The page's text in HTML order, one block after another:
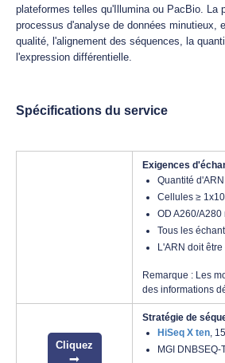
plateformes telles qu'Illumina ou PacBio. La
processus d'analyse de données minutieux,
qualité, l'alignement des séquences, la
l'expression différentielle.
Spécifications du service
Exigences
Quantité
Cellules ≥ 1x10
OD A260/A280
Tous les
L'ARN doit
Remarque : Les
des informations
Cliquez
Stratégie de
HiSeq X ten,
MGI